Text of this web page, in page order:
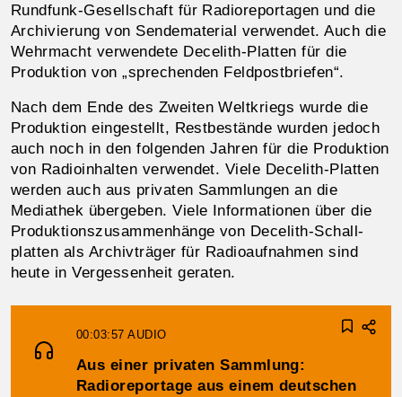
Rundfunk-Gesellschaft für Radio­reportagen und die
Archivierung von Sende­material ver­wendet. Auch die
Wehr­macht verwendete Decelith-Platten für die
Produktion von „sprechenden Feld­post­briefen“.
Nach dem Ende des Zweiten Weltkriegs wurde die
Produktion einge­stellt, Rest­bestände wurden jedoch
auch noch in den folgenden Jahren für die Produktion
von Radio­inhalten verwendet. Viele Decelith-Platten
werden auch aus privaten Samm­lungen an die
Mediathek über­geben. Viele Informationen über die
Produktions­zusammen­hänge von Decelith-Schall­
platten als Archiv­träger für Radio­aufnahmen sind
heute in Vergessen­heit geraten.
00:03:57AUDIO
Aus einer privaten Sammlung:
Radioreportage aus einem deutschen